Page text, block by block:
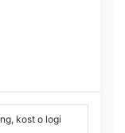
kost o logi